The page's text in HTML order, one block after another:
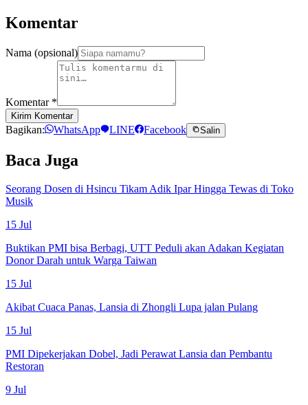
Komentar
Nama (opsional)
Komentar *
Kirim Komentar
Bagikan: WhatsApp LINE Facebook Salin
Baca Juga
Seorang Dosen di Hsincu Tikam Adik Ipar Hingga Tewas di Toko
Musik
15 Jul
Buktikan PMI bisa Berbagi, UTT Peduli akan Adakan Kegiatan
Donor Darah untuk Warga Taiwan
15 Jul
Akibat Cuaca Panas, Lansia di Zhongli Lupa jalan Pulang
15 Jul
PMI Dipekerjakan Dobel, Jadi Perawat Lansia dan Pembantu
Restoran
9 Jul